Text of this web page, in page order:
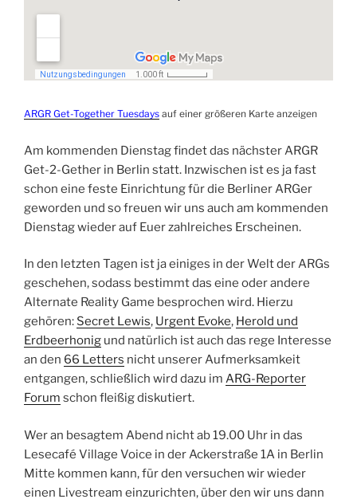
ARGR Get-Together Tuesdays auf einer größeren Karte anzeigen
Am kommenden Dienstag findet das nächster ARGR
Get-2-Gether in Berlin statt. Inzwischen ist es ja fast
schon eine feste Einrichtung für die Berliner ARGer
geworden und so freuen wir uns auch am kommenden
Dienstag wieder auf Euer zahlreiches Erscheinen.
In den letzten Tagen ist ja einiges in der Welt der ARGs
geschehen, sodass bestimmt das eine oder andere
Alternate Reality Game besprochen wird. Hierzu
gehören: Secret Lewis, Urgent Evoke, Herold und
Erdbeerhonig und natürlich ist auch das rege Interesse
an den 66 Letters nicht unserer Aufmerksamkeit
entgangen, schließlich wird dazu im ARG-Reporter
Forum schon fleißig diskutiert.
Wer an besagtem Abend nicht ab 19.00 Uhr in das
Lesecafé Village Voice in der Ackerstraße 1A in Berlin
Mitte kommen kann, für den versuchen wir wieder
einen Livestream einzurichten, über den wir uns dann